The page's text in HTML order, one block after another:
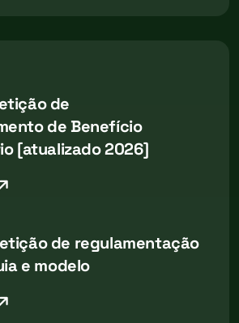
de
de Benefício
[atualizado 2026]
de regulamentação
e modelo